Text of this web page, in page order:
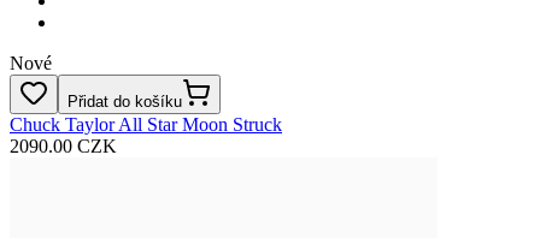
Nové
Přidat do košíku
Chuck Taylor All Star Moon Struck
2090.00 CZK